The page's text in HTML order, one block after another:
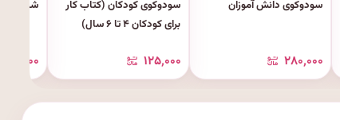
سودوکوی دانش آموزان
۲۸۰٬۰۰۰
سودوکوی کودکان (کتاب کار
برای کودکان ۴ تا ۶ سال)
۱۲۵٬۰۰۰
شطرنج
۱۵۰٬۰۰۰